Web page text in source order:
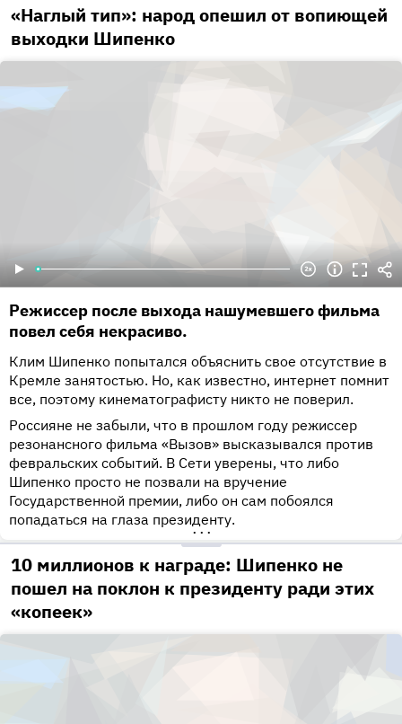
«Наглый тип»: народ опешил от вопиющей
выходки Шипенко
Режиссер после выхода нашумевшего фильма
повел себя некрасиво.
Клим Шипенко попытался объяснить свое отсутствие в
Кремле занятостью. Но, как известно, интернет помнит
все, поэтому кинематографисту никто не поверил.
Россияне не забыли, что в прошлом году режиссер
резонансного фильма «Вызов» высказывался против
февральских событий. В Сети уверены, что либо
Шипенко просто не позвали на вручение
Государственной премии, либо он сам побоялся
попадаться на глаза президенту.
•••
10 миллионов к награде: Шипенко не
пошел на поклон к президенту ради этих
«копеек»